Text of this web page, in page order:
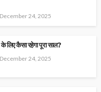
December 24, 2025
कैसा रहेगा पूरा साल?
December 24, 2025